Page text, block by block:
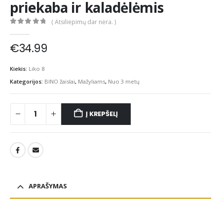
priekaba ir kaladėlėmis
( Atsiliepimų dar nėra. )
€34.99
Kiekis: Liko 8
Kategorijos: BINO žaislai, Mažyliams, Nuo 3 metų
Į KREPŠELĮ
APRAŠYMAS